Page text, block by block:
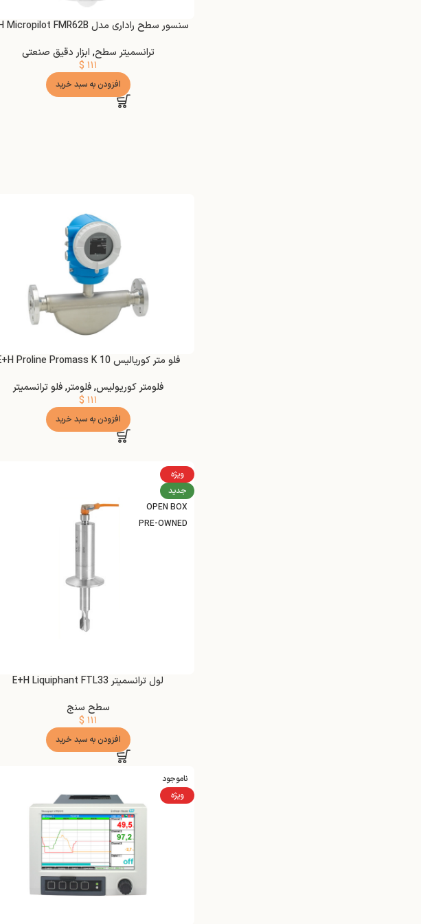
سنسور سطح راداری مدل E+H Micropilot FMR62B
ترانسمیتر سطح, ابزار دقیق صنعتی
$ ۱۱۱
افزودن به سبد خرید
فلو متر کوریالیس E+H Proline Promass K 10
فلومتر کوریولیس,فلومتر,فلو ترانسمیتر
$ ۱۱۱
افزودن به سبد خرید
ویژه
جدید
OPEN BOX
PRE-OWNED
لول ترانسمیتر E+H Liquiphant FTL33
سطح سنج
$ ۱۱۱
افزودن به سبد خرید
ناموجود
ویژه